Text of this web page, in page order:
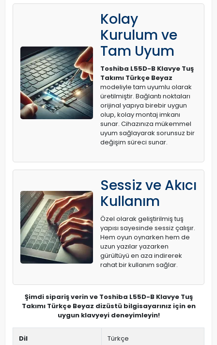
Kolay
Kurulum ve
Tam Uyum
Toshiba L55D-B Klavye Tuş
Takımı Türkçe Beyaz
modeliyle tam uyumlu olarak
üretilmiştir. Bağlantı noktaları
orijinal yapıya birebir uygun
olup, kolay montaj imkanı
sunar. Cihazınıza mükemmel
uyum sağlayarak sorunsuz bir
değişim süreci sunar.
Sessiz ve Akıcı
Kullanım
Özel olarak geliştirilmiş tuş
yapısı sayesinde sessiz çalışır.
Hem oyun oynarken hem de
uzun yazılar yazarken
gürültüyü en aza indirerek
rahat bir kullanım sağlar.
Şimdi sipariş verin ve Toshiba L55D-B Klavye Tuş
Takımı Türkçe Beyaz dizüstü bilgisayarınız için en
uygun klavyeyi deneyimleyin!
Dil Türkçe